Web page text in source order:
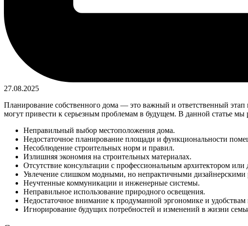
27.08.2025
Планирование собственного дома — это важный и ответственный этап
могут привести к серьезным проблемам в будущем. В данной статье
Неправильный выбор местоположения дома.
Недостаточное планирование площади и функциональности
Несоблюдение строительных норм и правил.
Излишняя экономия на строительных материалах.
Отсутствие консультации с профессиональным архитектором или
Увлечение слишком модными, но непрактичными дизайнерскими
Неучтенные коммуникации и инженерные системы.
Неправильное использование природного освещения.
Недостаточное внимание к продуманной эргономике и удобствам
Игнорирование будущих потребностей и изменений в жизни